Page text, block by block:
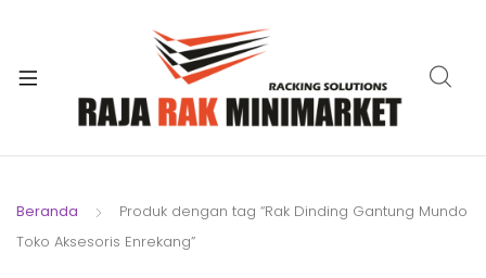
Beranda
Produk dengan tag “Rak Dinding Gantung Mundo
Toko Aksesoris Enrekang”